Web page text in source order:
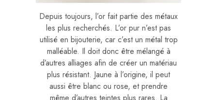
Depuis toujours, l’or fait partie des métaux
les plus recherchés. L’or pur n’est pas
utilisé en bijouterie, car c’est un métal trop
malléable. Il doit donc être mélangé à
d’autres alliages afin de créer un matériau
plus résistant. Jaune à l’origine, il peut
aussi être blanc ou rose, et prendre